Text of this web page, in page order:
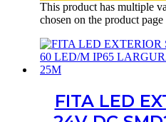
This product has multiple
chosen on the product page
FITA LED